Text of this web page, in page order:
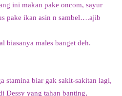
ini makan pake oncom, sayur
pake ikan asin n sambel….ajib
biasanya males banget deh.
stamina biar gak sakit-sakitan lagi,
Dessy yang tahan banting,